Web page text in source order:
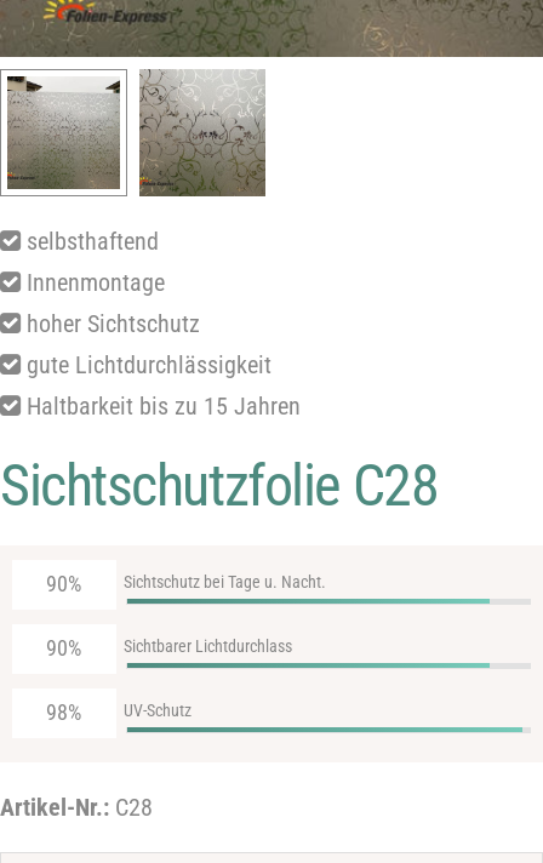
selbsthaftend
Innenmontage
hoher Sichtschutz
gute Lichtdurchlässigkeit
Haltbarkeit bis zu 15 Jahren
Sichtschutzfolie C28
90% Sichtschutz bei Tage u. Nacht.
90% Sichtbarer Lichtdurchlass
98% UV-Schutz
Artikel-Nr.: C28